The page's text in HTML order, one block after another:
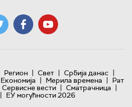
Регион | Свет | Србија данас |
Економија | Мерила времена | Рат
Сервисне вести | Сматрачница |
| ЕУ могућности 2026